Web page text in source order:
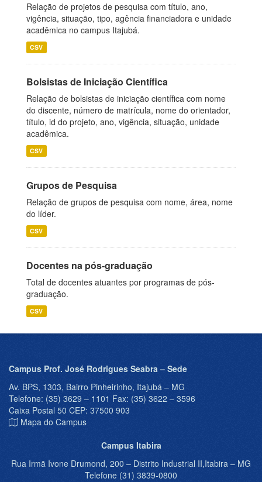
Relação de projetos de pesquisa com título, ano,
vigência, situação, tipo, agência financiadora e unidade
acadêmica no campus Itajubá.
CSV
Bolsistas de Iniciação Científica
Relação de bolsistas de iniciação científica com nome
do discente, número de matrícula, nome do orientador,
título, id do projeto, ano, vigência, situação, unidade
acadêmica.
CSV
Grupos de Pesquisa
Relação de grupos de pesquisa com nome, área, nome
do líder.
CSV
Docentes na pós-graduação
Total de docentes atuantes por programas de pós-
graduação.
CSV
Campus Prof. José Rodrigues Seabra – Sede
Av. BPS, 1303, Bairro Pinheirinho, Itajubá – MG
Telefone: (35) 3629 – 1101 Fax: (35) 3622 – 3596
Caixa Postal 50 CEP: 37500 903
Mapa do Campus
Campus Itabira
Rua Irmã Ivone Drumond, 200 – Distrito Industrial II,Itabira – MG
Telefone (31) 3839-0800